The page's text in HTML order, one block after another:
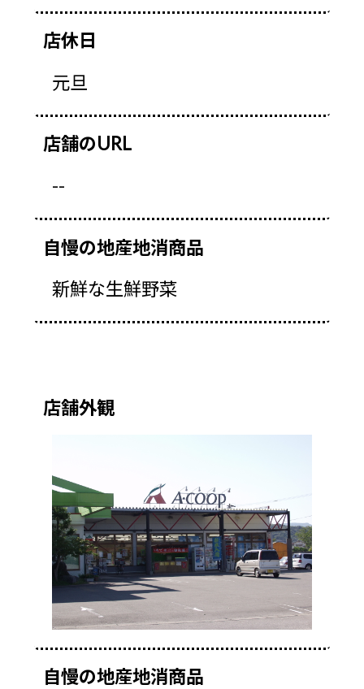
店休日
元旦
店舗のURL
--
自慢の地産地消商品
新鮮な生鮮野菜
店舗外観
自慢の地産地消商品